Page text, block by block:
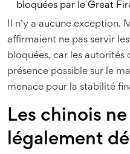
bloquées par le Great
Il n’y a aucune exception.
affirmaient ne pas servir
bloquées, car les
présence possible sur le
menace pour la stabilité
Les chinois
légalement